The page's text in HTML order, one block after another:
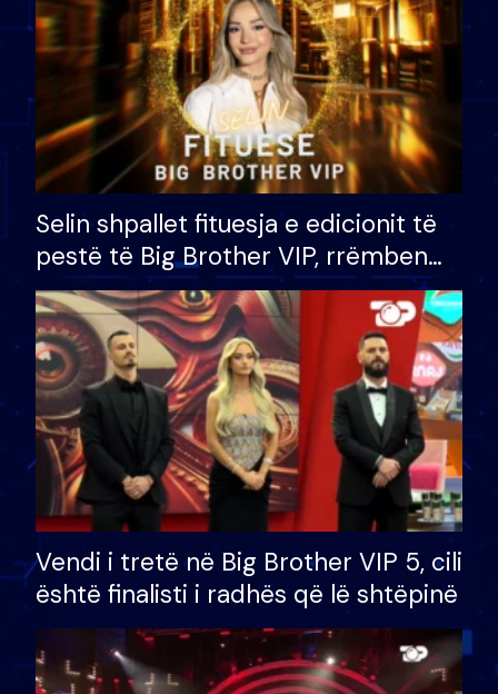
Selin shpallet fituesja e edicionit të
pestë të Big Brother VIP, rrëmben
çmimin e madh prej 100 mijë eurosh
Vendi i tretë në Big Brother VIP 5, cili
është finalisti i radhës që lë shtëpinë